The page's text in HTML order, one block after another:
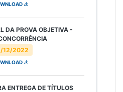
12/2022
DA PROVA OBJETIVA -
ENTREGA DE TÍTULOS